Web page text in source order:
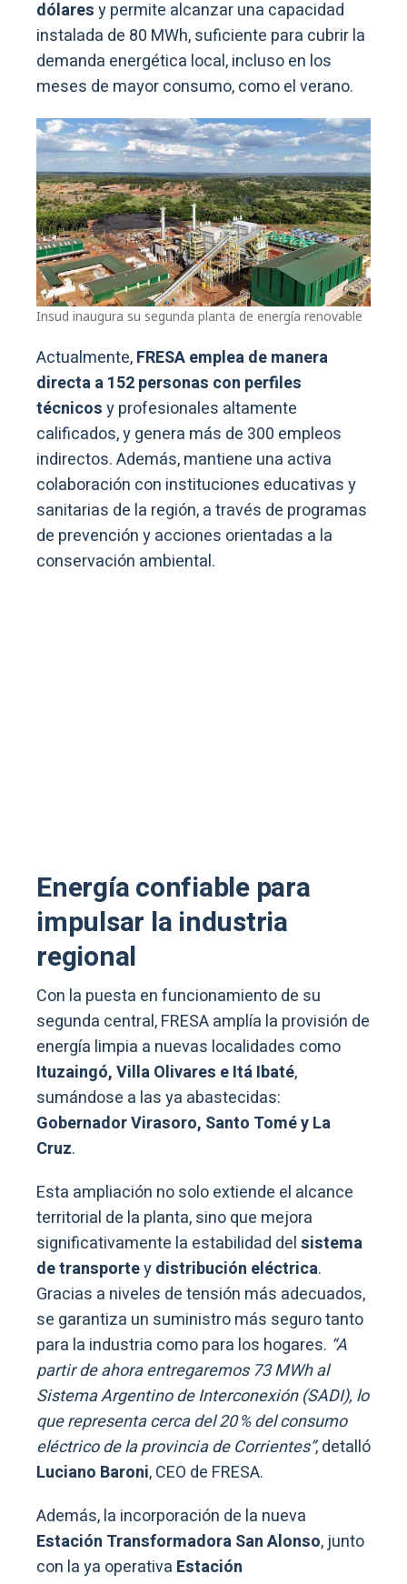
dólaresy permite alcanzar una capacidad
instalada de 80 MWh, suficiente para cubrir la
demanda energética local, incluso en los
meses de mayor consumo, como el verano.
Insud inaugura su segunda planta de energía renovable
Actualmente,FRESA emplea de manera
directa a 152 personas con perfiles
técnicosy profesionales altamente
calificados, y genera más de 300 empleos
indirectos. Además, mantiene una activa
colaboración con instituciones educativas y
sanitarias de la región, a través de programas
de prevención y acciones orientadas a la
conservación ambiental.
Energía confiable para
impulsar la industria
regional
Con la puesta en funcionamiento de su
segunda central, FRESA amplía la provisión de
energía limpia a nuevas localidades como
Ituzaingó, Villa Olivares e Itá Ibaté,
sumándose a las ya abastecidas:
Gobernador Virasoro, Santo Tomé y La
Cruz.
Esta ampliación no solo extiende el alcance
territorial de la planta, sino que mejora
significativamente la estabilidad delsistema
de transporteydistribución eléctrica.
Gracias a niveles de tensión más adecuados,
se garantiza un suministro más seguro tanto
para la industria como para los hogares. “A
partir de ahora entregaremos 73 MWh al
Sistema Argentino de Interconexión (SADI), lo
que representa cerca del 20 % del consumo
eléctrico de la provincia de Corrientes”, detalló
Luciano Baroni, CEO de FRESA.
Además, la incorporación de la nueva
Estación Transformadora San Alonso, junto
con la ya operativa Estación